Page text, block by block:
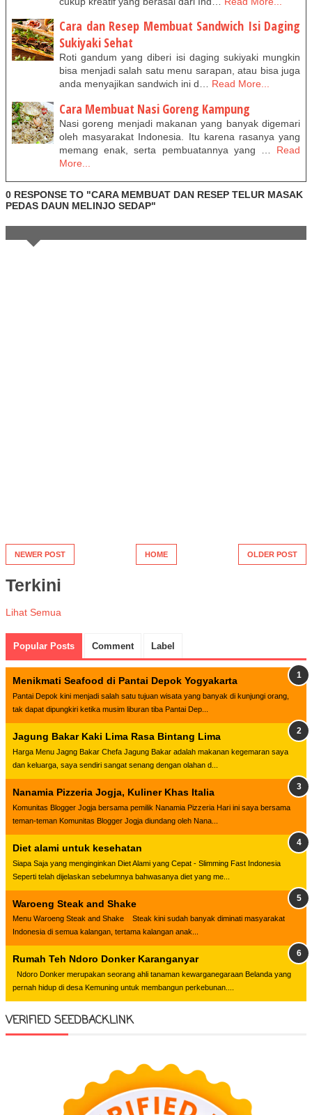
Cara dan Resep Membuat Sandwich Isi Daging
Sukiyaki Sehat
Roti gandum yang diberi isi daging sukiyaki mungkin
bisa menjadi salah satu menu sarapan, atau bisa juga
anda menyajikan sandwich ini d… Read More...
Cara Membuat Nasi Goreng Kampung
Nasi goreng menjadi makanan yang banyak digemari
oleh masyarakat Indonesia. Itu karena rasanya yang
memang enak, serta pembuatannya yang …
Read
More...
0 RESPONSE TO "CARA MEMBUAT DAN RESEP TELUR MASAK
PEDAS DAUN MELINJO SEDAP"
NEWER POST OLDER POST
HOME
Terkini
Lihat Semua
Popular Posts Comment Label
Menikmati Seafood di Pantai Depok Yogyakarta
Pantai Depok kini menjadi salah satu tujuan wisata yang banyak di kunjungi orang,
tak dapat dipungkiri ketika musim liburan tiba Pantai Dep...
Jagung Bakar Kaki Lima Rasa Bintang Lima
Harga Menu Jagng Bakar Chefa Jagung Bakar adalah makanan kegemaran saya
dan keluarga, saya sendiri sangat senang dengan olahan d...
Nanamia Pizzeria Jogja, Kuliner Khas Italia
Komunitas Blogger Jogja bersama pemilik Nanamia Pizzeria Hari ini saya bersama
teman-teman Komunitas Blogger Jogja diundang oleh Nana...
Diet alami untuk kesehatan
Siapa Saja yang menginginkan Diet Alami yang Cepat - Slimming Fast Indonesia
Seperti telah dijelaskan sebelumnya bahwasanya diet yang me...
Waroeng Steak and Shake
Menu Waroeng Steak and Shake Steak kini sudah banyak diminati masyarakat
Indonesia di semua kalangan, tertama kalangan anak...
Rumah Teh Ndoro Donker Karanganyar
Ndoro Donker merupakan seorang ahli tanaman kewarganegaraan Belanda yang
pernah hidup di desa Kemuning untuk membangun perkebunan....
VERIFIED SEEDBACKLINK